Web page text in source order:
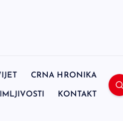
CRNA HRONIKA
KONTAKT